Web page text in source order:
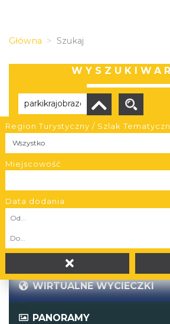
Główna Szukaj
Region Turystyczny / Szlak
Miejscowość
Data dodania
Brak
TRASY
WIRTUALNE WYCIECZKI
PANORAMY